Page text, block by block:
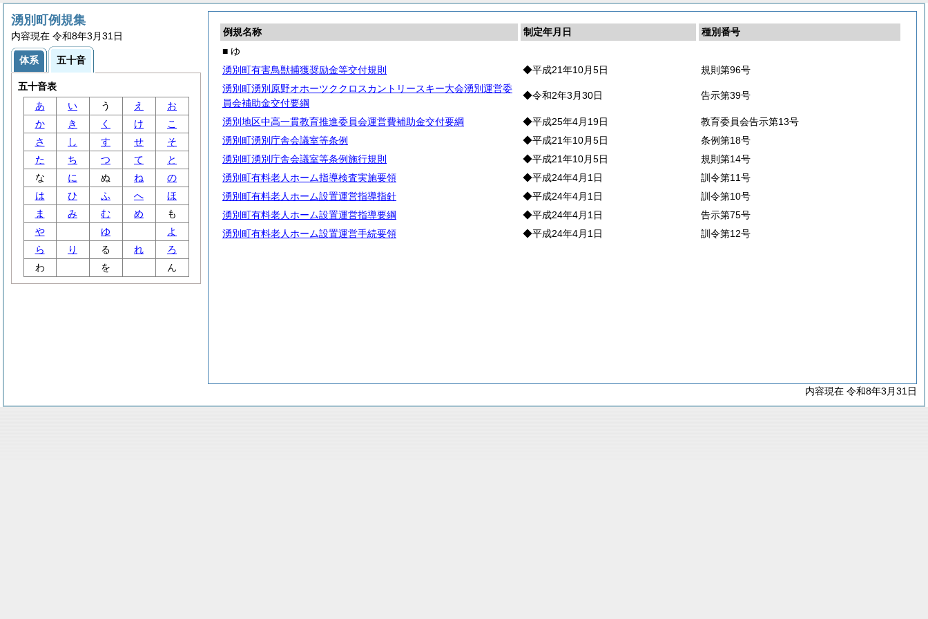
例規名称 制定年月日
種別番号
■ ゆ
湧別町有害鳥獣捕獲奨励金等交付規則
◆平成21年10月5日
規則第96号
湧別町湧別原野オホーツククロスカントリースキー大会湧別運営委
員会補助金交付要綱
◆令和2年3月30日 告示第39号
湧別地区中高一貫教育推進委員会運営費補助金交付要綱 ◆平成25年4月19日
教育委員会告示第13号
湧別町湧別庁舎会議室等条例
◆平成21年10月5日
条例第18号
湧別町湧別庁舎会議室等条例施行規則
◆平成21年10月5日
規則第14号
湧別町有料老人ホーム指導検査実施要領
◆平成24年4月1日
訓令第11号
湧別町有料老人ホーム設置運営指導指針
◆平成24年4月1日
訓令第10号
湧別町有料老人ホーム設置運営指導要綱
◆平成24年4月1日
告示第75号
湧別町有料老人ホーム設置運営手続要領
◆平成24年4月1日 訓令第12号
内容現在 令和8年3月31日
湧別町例規集
内容現在 令和8年3月31日
体系 五十音
五十音表
あ
い う え
お
か
き く け
こ
さ
し す せ
そ
た
ち つ て
と
な
に ぬ ね
の
は
ひ ふ へ
ほ
ま
み む め
も
や
ゆ
よ
ら
り る れ
ろ
わ
を ん